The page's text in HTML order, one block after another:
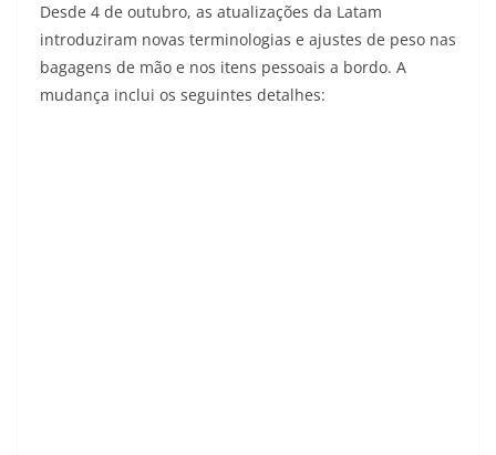
Desde 4 de outubro, as atualizações da Latam
introduziram novas terminologias e ajustes de peso nas
bagagens de mão e nos itens pessoais a bordo. A
mudança inclui os seguintes detalhes: